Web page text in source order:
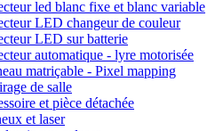
led blanc fixe et blanc variable
LED changeur de couleur
LED sur batterie
automatique - lyre motorisée
matriçable - Pixel mapping
de salle
et pièce détachée
et laser